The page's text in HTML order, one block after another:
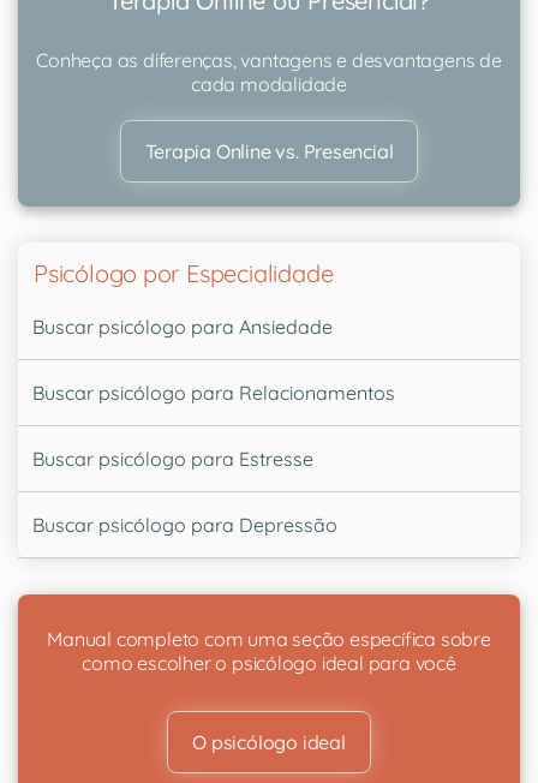
Conheça as diferenças, vantagens e desvantagens de
cada modalidade
Terapia Online vs. Presencial
Psicólogo por Especialidade
Buscar psicólogo para Ansiedade
Buscar psicólogo para Relacionamentos
Buscar psicólogo para Estresse
Buscar psicólogo para Depressão
Manual completo com uma seção específica sobre
como escolher o psicólogo ideal para você
O psicólogo ideal